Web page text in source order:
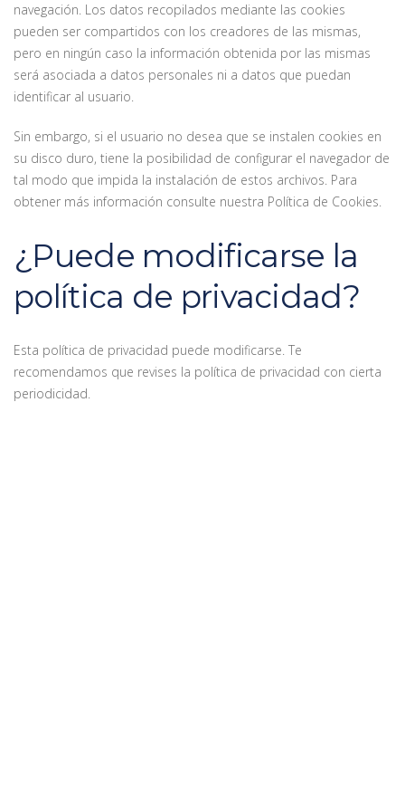
navegación. Los datos recopilados mediante las cookies
pueden ser compartidos con los creadores de las mismas,
pero en ningún caso la información obtenida por las mismas
será asociada a datos personales ni a datos que puedan
identificar al usuario.
Sin embargo, si el usuario no desea que se instalen cookies en
su disco duro, tiene la posibilidad de configurar el navegador de
tal modo que impida la instalación de estos archivos. Para
obtener más información consulte nuestra Política de Cookies.
¿Puede modificarse la
política de privacidad?
Esta política de privacidad puede modificarse. Te
recomendamos que revises la política de privacidad con cierta
periodicidad.